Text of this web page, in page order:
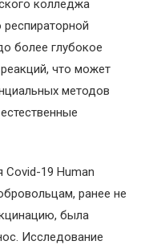
колледжа
более глубокое
что может
методов
Covid-19 Human
ранее не
была
Исследование